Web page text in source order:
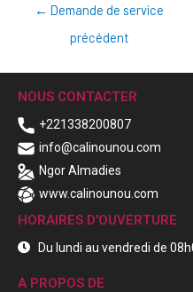
← Demande de service
précédent
NOUS CONTACTER
+221338200807
info@calinounou.com
Ngor Almadies
www.calinounou.com
HORAIRES D'OUVERTURE
Du lundi au vendredi de
A PROPOS DE